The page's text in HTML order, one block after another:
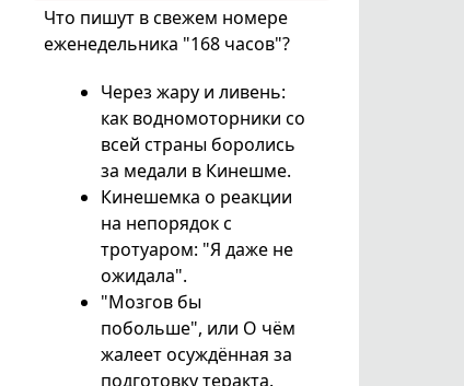
Что пишут в свежем номере
еженедельника "168 часов"?
Через жару и ливень:
как водномоторники со
всей страны боролись
за медали в Кинешме.
Кинешемка о реакции
на непорядок с
тротуаром: "Я даже не
ожидала".
"Мозгов бы
побольше", или О чём
жалеет осуждённая за
подготовку теракта.